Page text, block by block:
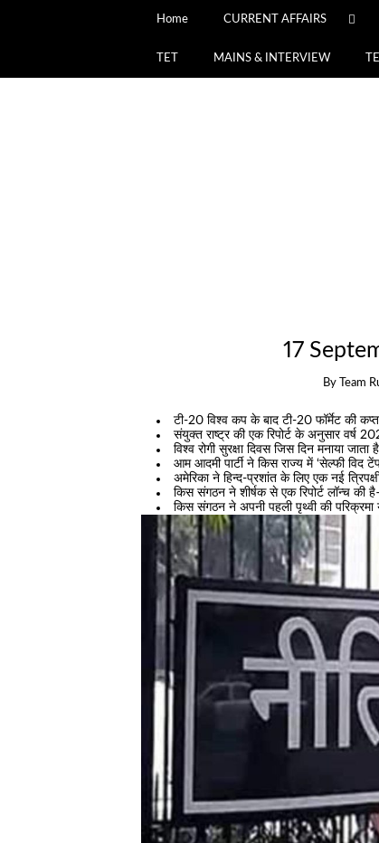
Home CURRENT AFFAIRS
TET MAINS & INTERVIEW
17
By Team
टी-20 विश्व कप के बाद टी-20 फॉर्मेट की
संयुक्त राष्ट्र की एक रिपोर्ट के अनुसार वर्ष
विश्व रोगी सुरक्षा दिवस जिस दिन मनाया जाता
आम आदमी पार्टी ने किस राज्य में ‘सेल्फी
अमेरिका ने हिन्द-प्रशांत के लिए एक नई
किस संगठन ने शीर्षक से एक रिपोर्ट लॉन्च की
किस संगठन ने अपनी पहली पृथ्वी की परिक्रमा